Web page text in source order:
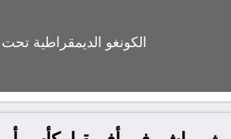
الكونغو الديمقراطية تحت